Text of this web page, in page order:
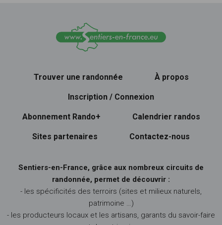
Trouver une randonnée À propos
Inscription / Connexion
Abonnement Rando+ Calendrier randos
Sites partenaires Contactez-nous
Sentiers-en-France, grâce aux nombreux circuits de
randonnée, permet de découvrir :
- les spécificités des terroirs (sites et milieux naturels,
patrimoine …)
- les producteurs locaux et les artisans, garants du savoir-faire